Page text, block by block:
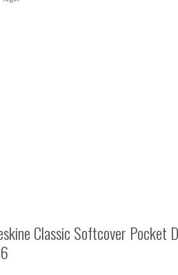
Classic Softcover Pocket